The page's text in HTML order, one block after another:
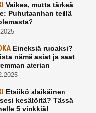
Vaikea, mutta tärkeä
Puhutaanhan teillä
Eineksiä ruoaksi?
nämä asiat ja saat
aterian
Etsiikö alaikäinen
kesätöitä? Tässä
5 vinkkiä!